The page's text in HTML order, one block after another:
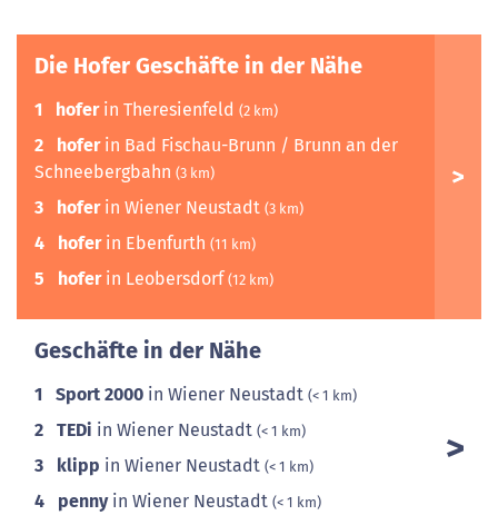
Die Hofer Geschäfte in der Nähe
1 hoferin Theresienfeld (2 km)
2 hoferin Bad Fischau-Brunn / Brunn an der
Schneebergbahn (3 km)
3 hoferin Wiener Neustadt (3 km)
4 hoferin Ebenfurth (11 km)
5 hoferin Leobersdorf (12 km)
Geschäfte in der Nähe
1 Sport 2000 in Wiener Neustadt (< 1 km)
2 TEDi in Wiener Neustadt (< 1 km)
3 klipp in Wiener Neustadt (< 1 km)
4 pennyin Wiener Neustadt (< 1 km)